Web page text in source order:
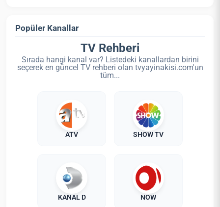
Popüler Kanallar
TV Rehberi
Sırada hangi kanal var? Listedeki kanallardan birini
seçerek en güncel TV rehberi olan tvyayinakisi.com'un
tüm...
ATV SHOW TV
KANAL D NOW